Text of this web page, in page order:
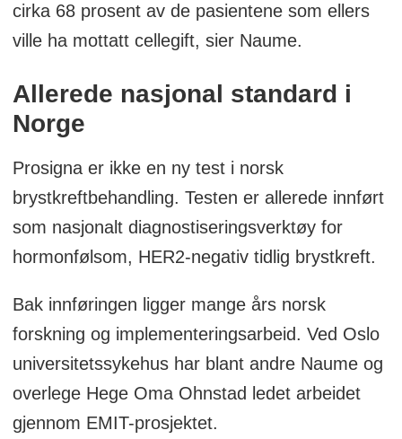
cirka 68 prosent av de pasientene som ellers
ville ha mottatt cellegift, sier Naume.
Allerede nasjonal standard i
Norge
Prosigna er ikke en ny test i norsk
brystkreftbehandling. Testen er allerede innført
som nasjonalt diagnostiseringsverktøy for
hormonfølsom, HER2-negativ tidlig brystkreft.
Bak innføringen ligger mange års norsk
forskning og implementeringsarbeid. Ved Oslo
universitetssykehus har blant andre Naume og
overlege Hege Oma Ohnstad ledet arbeidet
gjennom EMIT-prosjektet.